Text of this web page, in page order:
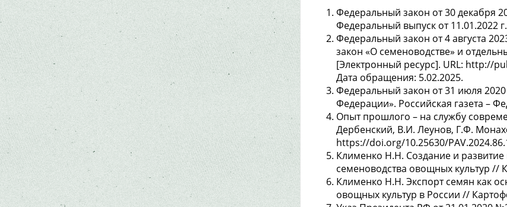
Федеральный закон от 30 декабря
Федеральный выпуск от 11.01.2022 г.
Федеральный закон от 4 августа
закон «О семеноводстве» и
[Электронный ресурс]. URL: http://
Дата обращения: 5.02.2025.
Федеральный закон от 31 июля
Федерации». Российская газета –
Опыт прошлого – на службу
Дербенский, В.И. Леунов, Г.Ф.
https://doi.org/10.25630/
Клименко Н.Н. Создание и
семеноводства овощных культур //
Клименко Н.Н. Экспорт семян как
овощных культур в России //